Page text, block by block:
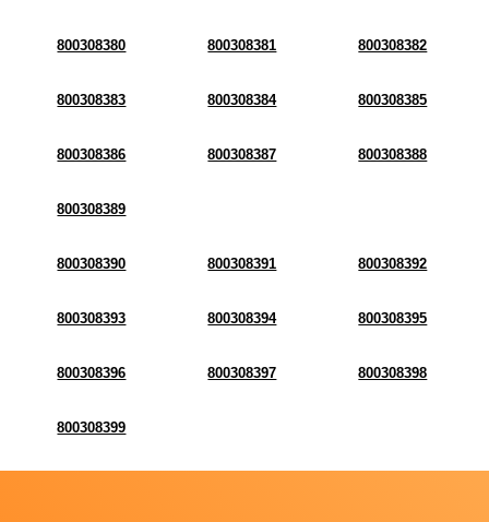
800308380 800308381 800308382
800308383 800308384 800308385
800308386 800308387 800308388
800308389
800308390 800308391 800308392
800308393 800308394 800308395
800308396 800308397 800308398
800308399